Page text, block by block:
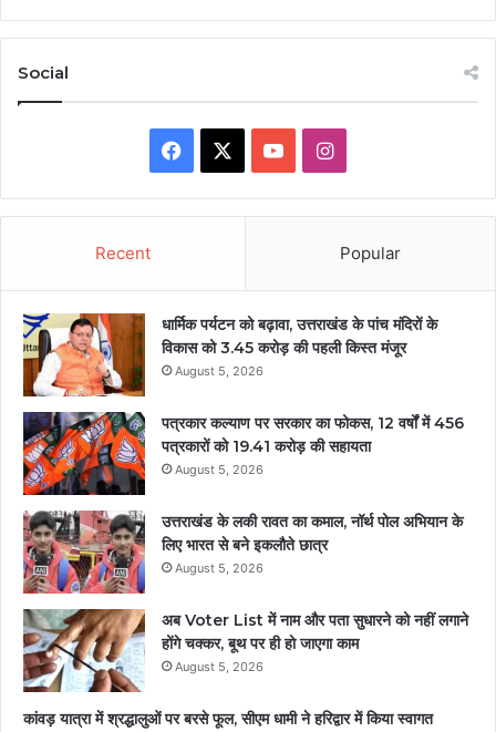
Social
Facebook YouTubeInstagram
Recent Popular
धार्मिक पर्यटन को बढ़ावा, उत्तराखंड के पांच मंदिरों के
विकास को 3.45 करोड़ की पहली किस्त मंजूर
August 5, 2026
पत्रकार कल्याण पर सरकार का फोकस, 12 वर्षों में 456
पत्रकारों को 19.41 करोड़ की सहायता
August 5, 2026
उत्तराखंड के लकी रावत का कमाल, नॉर्थ पोल अभियान के
लिए भारत से बने इकलौते छात्र
August 5, 2026
अब Voter List में नाम और पता सुधारने को नहीं लगाने
होंगे चक्कर, बूथ पर ही हो जाएगा काम
August 5, 2026
कांवड़ यात्रा में श्रद्धालुओं पर बरसे फूल, सीएम धामी ने हरिद्वार में किया स्वागत